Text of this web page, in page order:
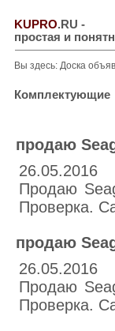
KUPRO.RU -
простая и
Вы здесь: Доска
Комплектующие
продаю
26.05.2016
Продаю
Проверка.
продаю
26.05.2016
Продаю
Проверка.